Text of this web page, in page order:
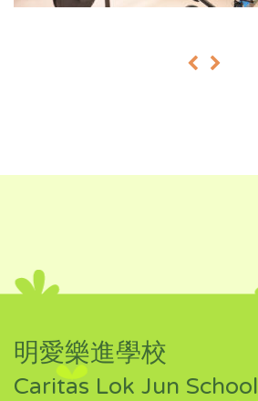
« »
明愛樂進學校
Caritas Lok Jun School